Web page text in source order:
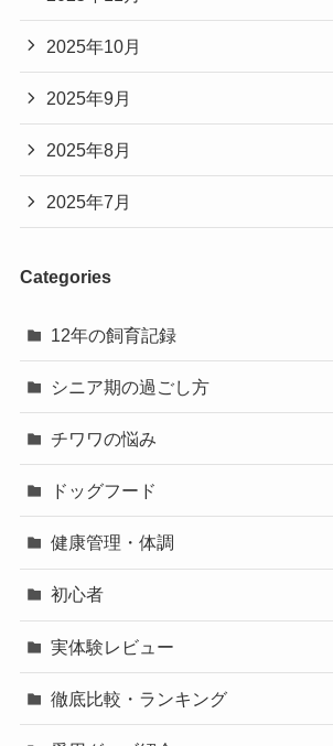
2025年10月
2025年9月
2025年8月
2025年7月
Categories
12年の飼育記録
シニア期の過ごし方
チワワの悩み
ドッグフード
健康管理・体調
初心者
実体験レビュー
徹底比較・ランキング